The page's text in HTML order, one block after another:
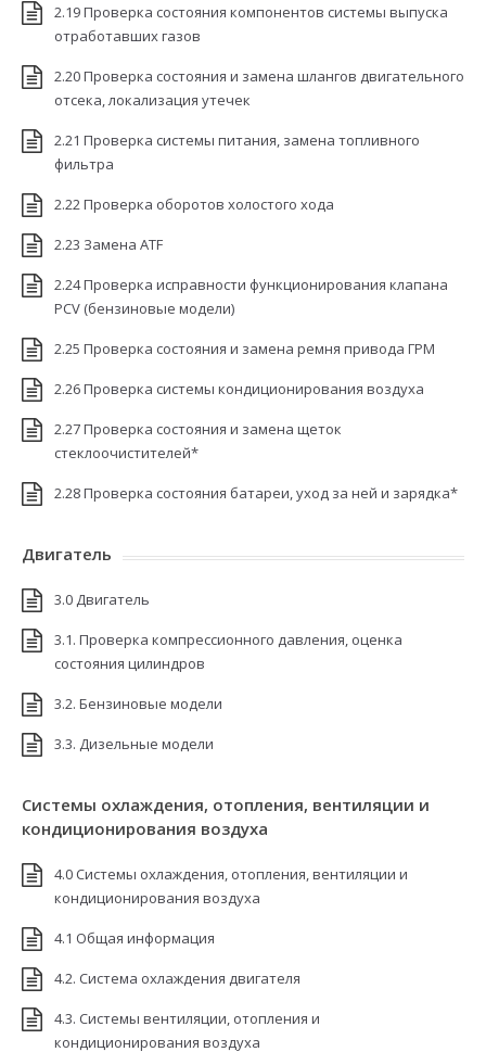
2.19 Проверка состояния компонентов системы выпуска
отработавших газов
2.20 Проверка состояния и замена шлангов двигательного
отсека, локализация утечек
2.21 Проверка системы питания, замена топливного
фильтра
2.22 Проверка оборотов холостого хода
2.23 Замена ATF
2.24 Проверка исправности функционирования клапана
PCV (бензиновые модели)
2.25 Проверка состояния и замена ремня привода ГРМ
2.26 Проверка системы кондиционирования воздуха
2.27 Проверка состояния и замена щеток
стеклоочистителей*
2.28 Проверка состояния батареи, уход за ней и зарядка*
Двигатель
3.0 Двигатель
3.1. Проверка компрессионного давления, оценка
состояния цилиндров
3.2. Бензиновые модели
3.3. Дизельные модели
Системы охлаждения, отопления, вентиляции и
кондиционирования воздуха
4.0 Системы охлаждения, отопления, вентиляции и
кондиционирования воздуха
4.1 Общая информация
4.2. Система охлаждения двигателя
4.3. Системы вентиляции, отопления и
кондиционирования воздуха